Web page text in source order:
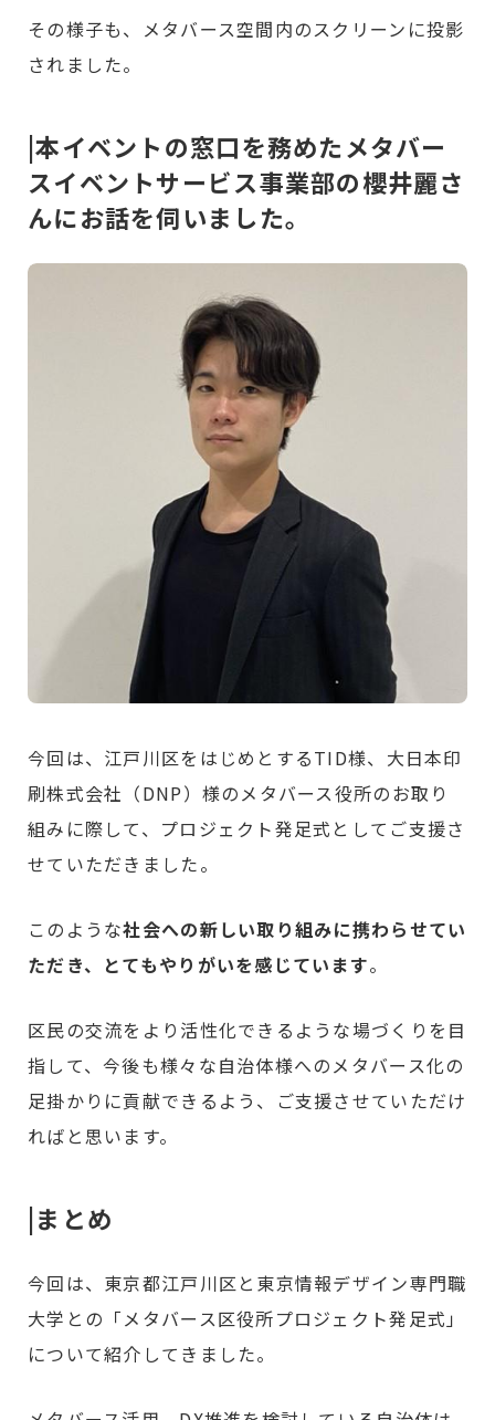
その様子も、メタバース空間内のスクリーンに投影
されました。
|本イベントの窓口を務めたメタバー
スイベントサービス事業部の櫻井麗さ
んにお話を伺いました。
今回は、江戸川区をはじめとするTID様、大日本印
刷株式会社（DNP）様のメタバース役所のお取り
組みに際して、プロジェクト発足式としてご支援さ
せていただきました。
このような社会への新しい取り組みに携わらせてい
ただき、とてもやりがいを感じています。
区民の交流をより活性化できるような場づくりを目
指して、今後も様々な自治体様へのメタバース化の
足掛かりに貢献できるよう、ご支援させていただけ
ればと思います。
|まとめ
今回は、東京都江戸川区と東京情報デザイン専門職
大学との「メタバース区役所プロジェクト発足式」
について紹介してきました。